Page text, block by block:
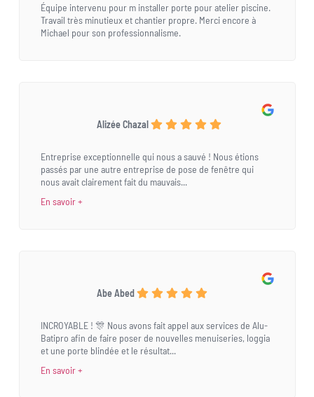
Équipe intervenu pour m installer porte pour atelier piscine.
Travail très minutieux et chantier propre. Merci encore à
Michael pour son professionnalisme.
Alizée Chazal
Entreprise exceptionnelle qui nous a sauvé ! Nous étions
passés par une autre entreprise de pose de fenêtre qui
nous avait clairement fait du mauvais...
En savoir +
Abe Abed
INCROYABLE ! 🎊 Nous avons fait appel aux services de Alu-
Batipro afin de faire poser de nouvelles menuiseries, loggia
et une porte blindée et le résultat...
En savoir +